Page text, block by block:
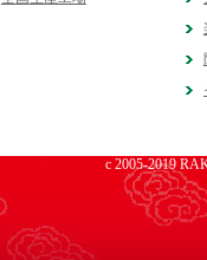
c 2005-2019